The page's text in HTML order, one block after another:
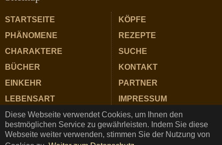
Diese Webseite verwendet Cookies, um Ihnen den
bestmöglichen Service zu gewährleisten. Indem Sie diese
Webseite weiter verwenden, stimmen Sie der Nutzung von
STARTSEITE
PHÄNOMENE
CHARAKTERE
BÜCHER
EINKEHR
LEBENSART
ZUTATEN
KÖPFE
REZEPTE
SUCHE
KONTAKT
PARTNER
IMPRESSUM
DATENSCHUTZ